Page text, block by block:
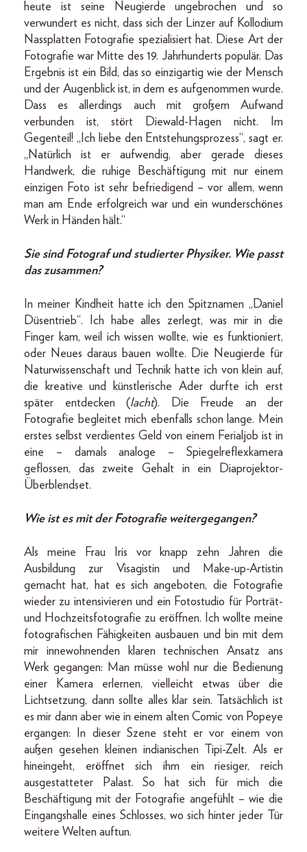
heute ist seine Neugierde ungebrochen und so
verwundert es nicht, dass sich der Linzer auf Kollodium
Nassplatten Fotografie spezialisiert hat. Diese Art der
Fotografie war Mitte des 19. Jahrhunderts populär. Das
Ergebnis ist ein Bild, das so einzigartig wie der Mensch
und der Augenblick ist, in dem es aufgenommen wurde.
Dass es allerdings auch mit großem Aufwand
verbunden ist, stört Diewald-Hagen nicht. Im
Gegenteil! „Ich liebe den Entstehungsprozess“, sagt er.
„Natürlich ist er aufwendig, aber gerade dieses
Handwerk, die ruhige Beschäftigung mit nur einem
einzigen Foto ist sehr befriedigend – vor allem, wenn
man am Ende erfolgreich war und ein wunderschönes
Werk in Händen hält.“
Sie sind Fotograf und studierter Physiker. Wie passt
das zusammen?
In meiner Kindheit hatte ich den Spitznamen „Daniel
Düsentrieb“. Ich habe alles zerlegt, was mir in die
Finger kam, weil ich wissen wollte, wie es funktioniert,
oder Neues daraus bauen wollte. Die Neugierde für
Naturwissenschaft und Technik hatte ich von klein auf,
die kreative und künstlerische Ader durfte ich erst
später entdecken (lacht). Die Freude an der
Fotografie begleitet mich ebenfalls schon lange. Mein
erstes selbst verdientes Geld von einem Ferialjob ist in
eine – damals analoge – Spiegelreflexkamera
geflossen, das zweite Gehalt in ein Diaprojektor-
Überblendset.
Wie ist es mit der Fotografie weitergegangen?
Als meine Frau Iris vor knapp zehn Jahren die
Ausbildung zur Visagistin und Make-up-Artistin
gemacht hat, hat es sich angeboten, die Fotografie
wieder zu intensivieren und ein Fotostudio für Porträt-
und Hochzeitsfotografie zu eröffnen. Ich wollte meine
fotografischen Fähigkeiten ausbauen und bin mit dem
mir innewohnenden klaren technischen Ansatz ans
Werk gegangen: Man müsse wohl nur die Bedienung
einer Kamera erlernen, vielleicht etwas über die
Lichtsetzung, dann sollte alles klar sein. Tatsächlich ist
es mir dann aber wie in einem alten Comic von Popeye
ergangen: In dieser Szene steht er vor einem von
außen gesehen kleinen indianischen Tipi-Zelt. Als er
hineingeht, eröffnet sich ihm ein riesiger, reich
ausgestatteter Palast. So hat sich für mich die
Beschäftigung mit der Fotografie angefühlt – wie die
Eingangshalle eines Schlosses, wo sich hinter jeder Tür
weitere Welten auftun.